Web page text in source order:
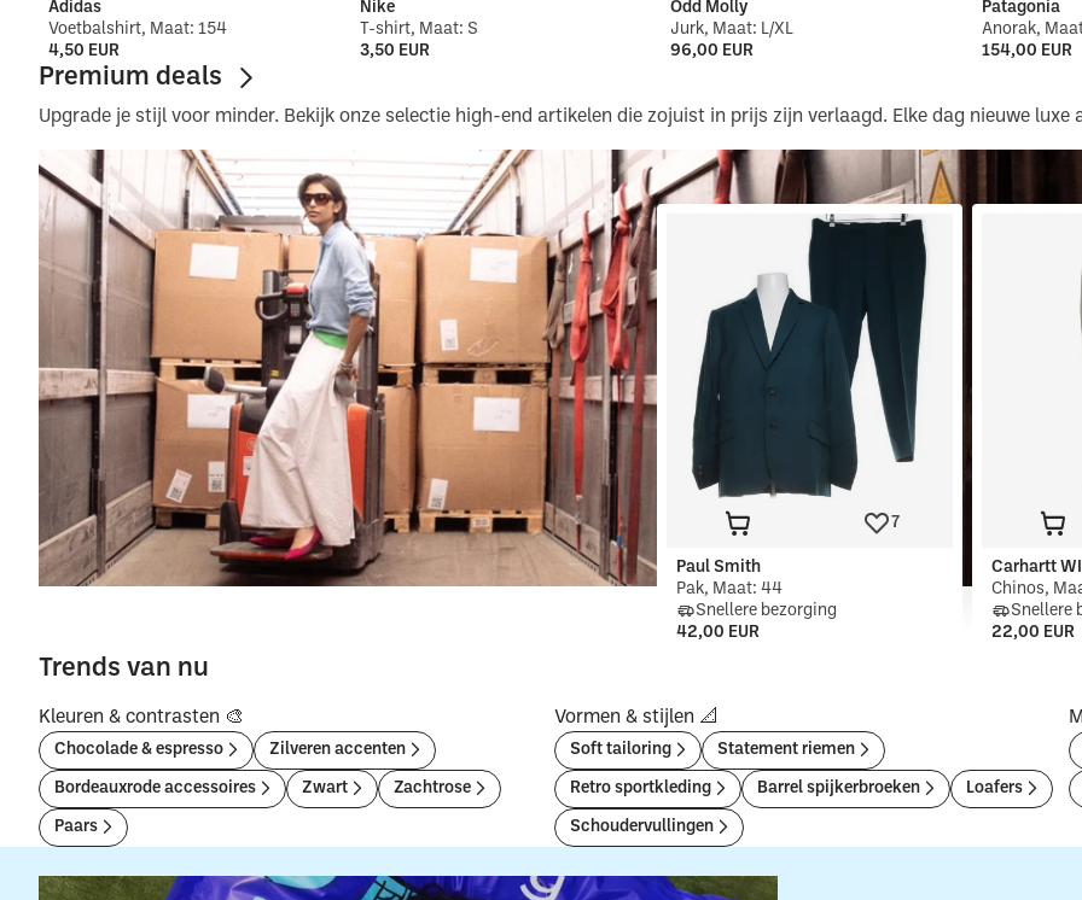
Adidas
Voetbalshirt, Maat: 154
4,50 EUR
Nike
T-shirt, Maat: S
3,50 EUR
Odd Molly
Jurk, Maat: L/XL
96,00 EUR
Patagonia
Anorak,
154,00 EUR
Premium deals
Upgrade je stijl voor minder. Bekijk onze selectie high-end artikelen die zojuist in prijs zijn verlaagd. Elke dag nieuwe luxe
7
Paul Smith
Pak, Maat: 44
Snellere bezorging
42,00 EUR
Carhartt
Chinos,
Snellere
22,00 EUR
Trends van nu
Kleuren & contrasten 🎨
Chocolade & espresso Zilveren accenten
Bordeauxrode accessoires Zwart Zachtrose
Paars
Vormen & stijlen 📐
Soft tailoring Statement riemen
Retro sportkleding Barrel spijkerbroeken Loafers
Schoudervullingen